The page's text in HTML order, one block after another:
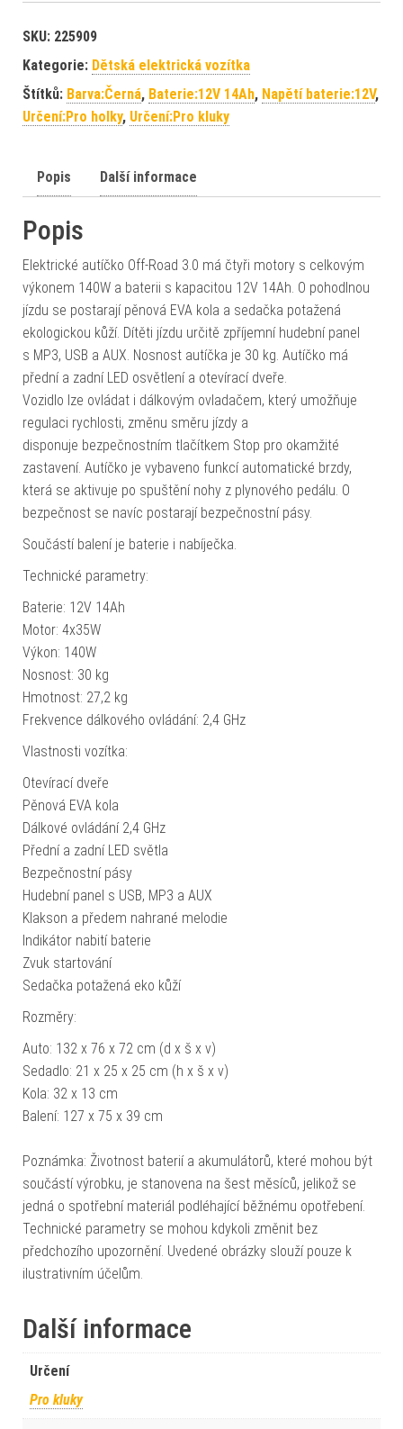
SKU: 225909
Kategorie: Dětská elektrická vozítka
Štítků: Barva:Černá, Baterie:12V 14Ah, Napětí baterie:12V,
Určení:Pro holky, Určení:Pro kluky
Popis Další informace
Popis
Elektrické autíčko Off-Road 3.0 má čtyři motory s celkovým
výkonem 140W a baterii s kapacitou 12V 14Ah. O pohodlnou
jízdu se postarají pěnová EVA kola a sedačka potažená
ekologickou kůží. Dítěti jízdu určitě zpříjemní hudební panel
s MP3, USB a AUX. Nosnost autíčka je 30 kg. Autíčko má
přední a zadní LED osvětlení a otevírací dveře.
Vozidlo lze ovládat i dálkovým ovladačem, který umožňuje
regulaci rychlosti, změnu směru jízdy a
disponuje bezpečnostním tlačítkem Stop pro okamžité
zastavení. Autíčko je vybaveno funkcí automatické brzdy,
která se aktivuje po spuštění nohy z plynového pedálu. O
bezpečnost se navíc postarají bezpečnostní pásy.
Součástí balení je baterie i nabíječka.
Technické parametry:
Baterie: 12V 14Ah
Motor: 4x35W
Výkon: 140W
Nosnost: 30 kg
Hmotnost: 27,2 kg
Frekvence dálkového ovládání: 2,4 GHz
Vlastnosti vozítka:
Otevírací dveře
Pěnová EVA kola
Dálkové ovládání 2,4 GHz
Přední a zadní LED světla
Bezpečnostní pásy
Hudební panel s USB, MP3 a AUX
Klakson a předem nahrané melodie
Indikátor nabití baterie
Zvuk startování
Sedačka potažená eko kůží
Rozměry:
Auto: 132 x 76 x 72 cm (d x š x v)
Sedadlo: 21 x 25 x 25 cm (h x š x v)
Kola: 32 x 13 cm
Balení: 127 x 75 x 39 cm
Poznámka: Životnost baterií a akumulátorů, které mohou být
součástí výrobku, je stanovena na šest měsíců, jelikož se
jedná o spotřební materiál podléhající běžnému opotřebení.
Technické parametry se mohou kdykoli změnit bez
předchozího upozornění. Uvedené obrázky slouží pouze k
ilustrativním účelům.
Další informace
Určení
Pro kluky